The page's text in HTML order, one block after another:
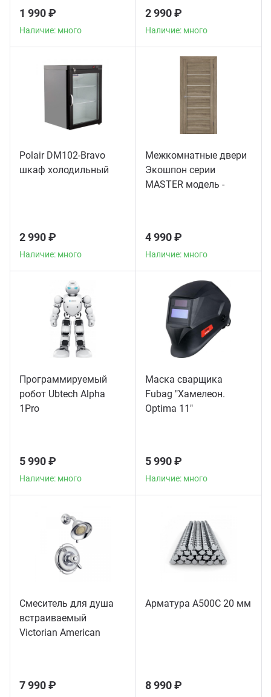
1 990 ₽
Наличие: много
2 990 ₽
Наличие: много
Polair DM102-Bravo
шкаф холодильный
2 990 ₽
Наличие: много
Межкомнатные двери
Экошпон серии
MASTER модель -
4 990 ₽
Наличие: много
Программируемый
робот Ubtech Alpha
1Pro
5 990 ₽
Наличие: много
Маска сварщика
Fubag "Хамелеон.
Optima 11"
5 990 ₽
Наличие: много
Смеситель для душа
встраиваемый
Victorian American
7 990 ₽
Арматура А500С 20 мм
8 990 ₽